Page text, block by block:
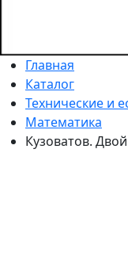
Главная
Каталог
Технические и
Математика
Кузоватов.